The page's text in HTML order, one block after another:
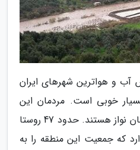
آب و هواترین شهرهای ایران
خوبی است. مردمان این
منطقه بسیار خون گرم و مهمان نواز هستند. حدود 47 روستا
که جمعیت این منطقه را به